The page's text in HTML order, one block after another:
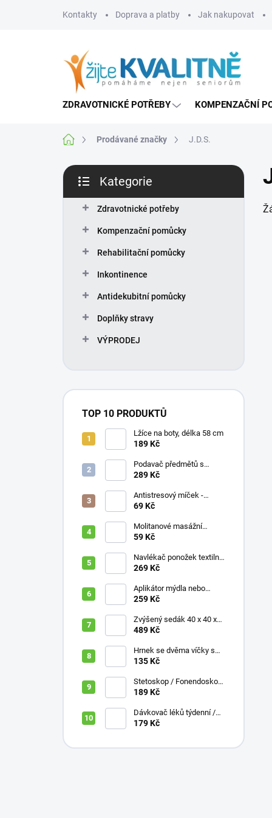
Kontakty Doprava a platby Jak nakupovat
ZDRAVOTNICKÉ POTŘEBY KOMPENZAČNÍ
Domů Prodávané značky J.D.S.
P
s
kategorie
Kategorie
Zdravotnické potřeby
Kompenzační pomůcky
Rehabilitační pomůcky
Inkontinence
Antidekubitní pomůcky
Doplňky stravy
VÝPRODEJ
TOP 10 PRODUKTŮ
Lžíce na boty, délka 58 cm
189 Kč
Podavač předmětů s
magnetem / prodloužená
81 / 90 cm
289 Kč
Antistresový míček -
průměr 75 mm, mix barev
69 Kč
Molitanové masážní
míčky, různé velikosti
59 Kč
Navlékač ponožek textilní
s plastovou vložkou
269 Kč
Aplikátor mýdla nebo
krému se zásobníkem a
259 Kč
Zvýšený sedák 40 x 40 x
10 cm
489 Kč
Hrnek se dvěma víčky s
krátkými náustky, nápoje,
barvy
135 Kč
Stetoskop / Fonendoskop
pro zdravotnický personál,
189 Kč
Dávkovač léků týdenní /
denní 3 části, různé barvy,
179 Kč